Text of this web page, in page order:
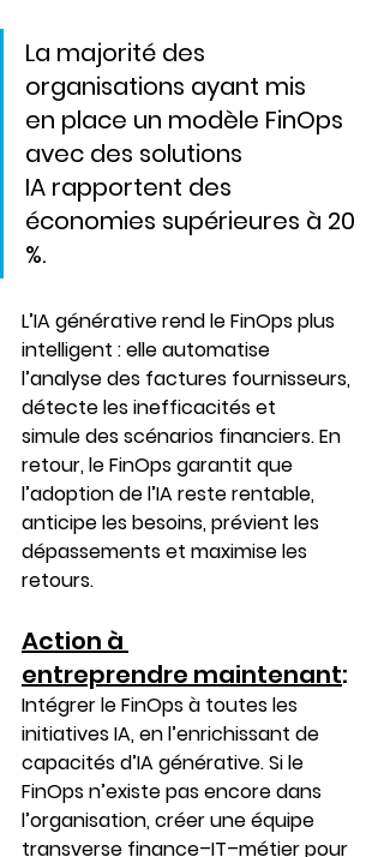
La majorité des
organisations ayant mis
en place un modèle FinOps
avec des solutions
IA rapportent des
économies supérieures à 20
%.
L’IA générative rend le FinOps plus
intelligent : elle automatise
l’analyse des factures fournisseurs,
détecte les inefficacités et
simule des scénarios financiers. En
retour, le FinOps garantit que
l’adoption de l’IA reste rentable,
anticipe les besoins, prévient les
dépassements et maximise les
retours.
Action à
entreprendre maintenant:
Intégrer le FinOps à toutes les
initiatives IA, en l’enrichissant de
capacités d’IA générative. Si le
FinOps n’existe pas encore dans
l’organisation, créer une équipe
transverse finance–IT–métier pour